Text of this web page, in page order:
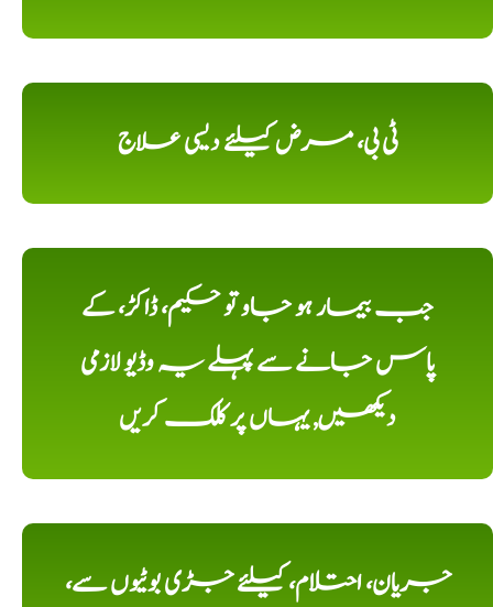
ٹی بی، مرض کیلئے دیسی علاج
جب بیمار ہو جاو تو حکیم، ڈاکڑ، کے
پاس جانے سے پہلے یہ وڈیو لازمی
دیکھیں, یہاں پر کلک کریں
جریان، احتلام، کیلئے جڑی بوٹیوں سے،